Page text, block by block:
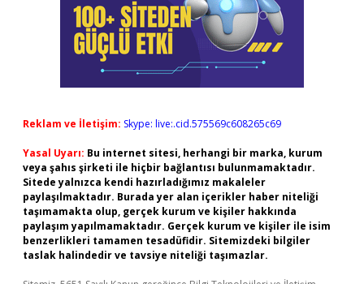
Reklam ve İletişim: Skype: live:.cid.575569c608265c69
Yasal Uyarı: Bu internet sitesi, herhangi bir marka, kurum
veya şahıs şirketi ile hiçbir bağlantısı bulunmamaktadır.
Sitede yalnızca kendi hazırladığımız makaleler
paylaşılmaktadır. Burada yer alan içerikler haber niteliği
taşımamakta olup, gerçek kurum ve kişiler hakkında
paylaşım yapılmamaktadır. Gerçek kurum ve kişiler ile isim
benzerlikleri tamamen tesadüfidir. Sitemizdeki bilgiler
taslak halindedir ve tavsiye niteliği taşımazlar.